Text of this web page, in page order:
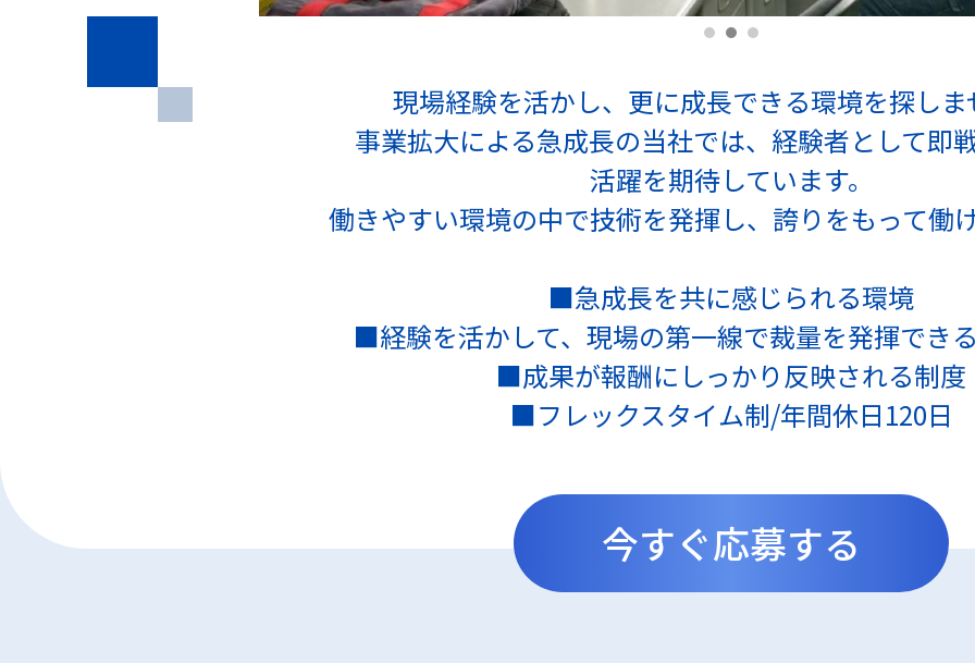
現場経験を活かし、更に成⾧できる環境を探しま
事業拡大による急成⾧の当社では、経験者として即
活躍を期待しています。
働きやすい環境の中で技術を発揮し、誇りをもって働
■急成⾧を共に感じられる環境
■経験を活かして、現場の第一線で裁量を発揮でき
■成果が報酬にしっかり反映される制度
■フレックスタイム制/年間休日120日
今すぐ応募する